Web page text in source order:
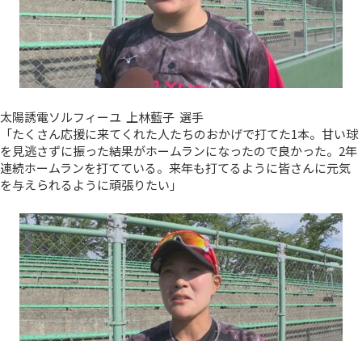
太陽誘電ソルフィーユ 上林藍子 選手
「たくさん応援に来てくれた人たちのおかげで打てた1本。甘い球
を見逃さずに振った結果がホームランになったので良かった。2年
連続ホームランを打てている。来年も打てるように皆さんに元気
を与えられるように頑張りたい」